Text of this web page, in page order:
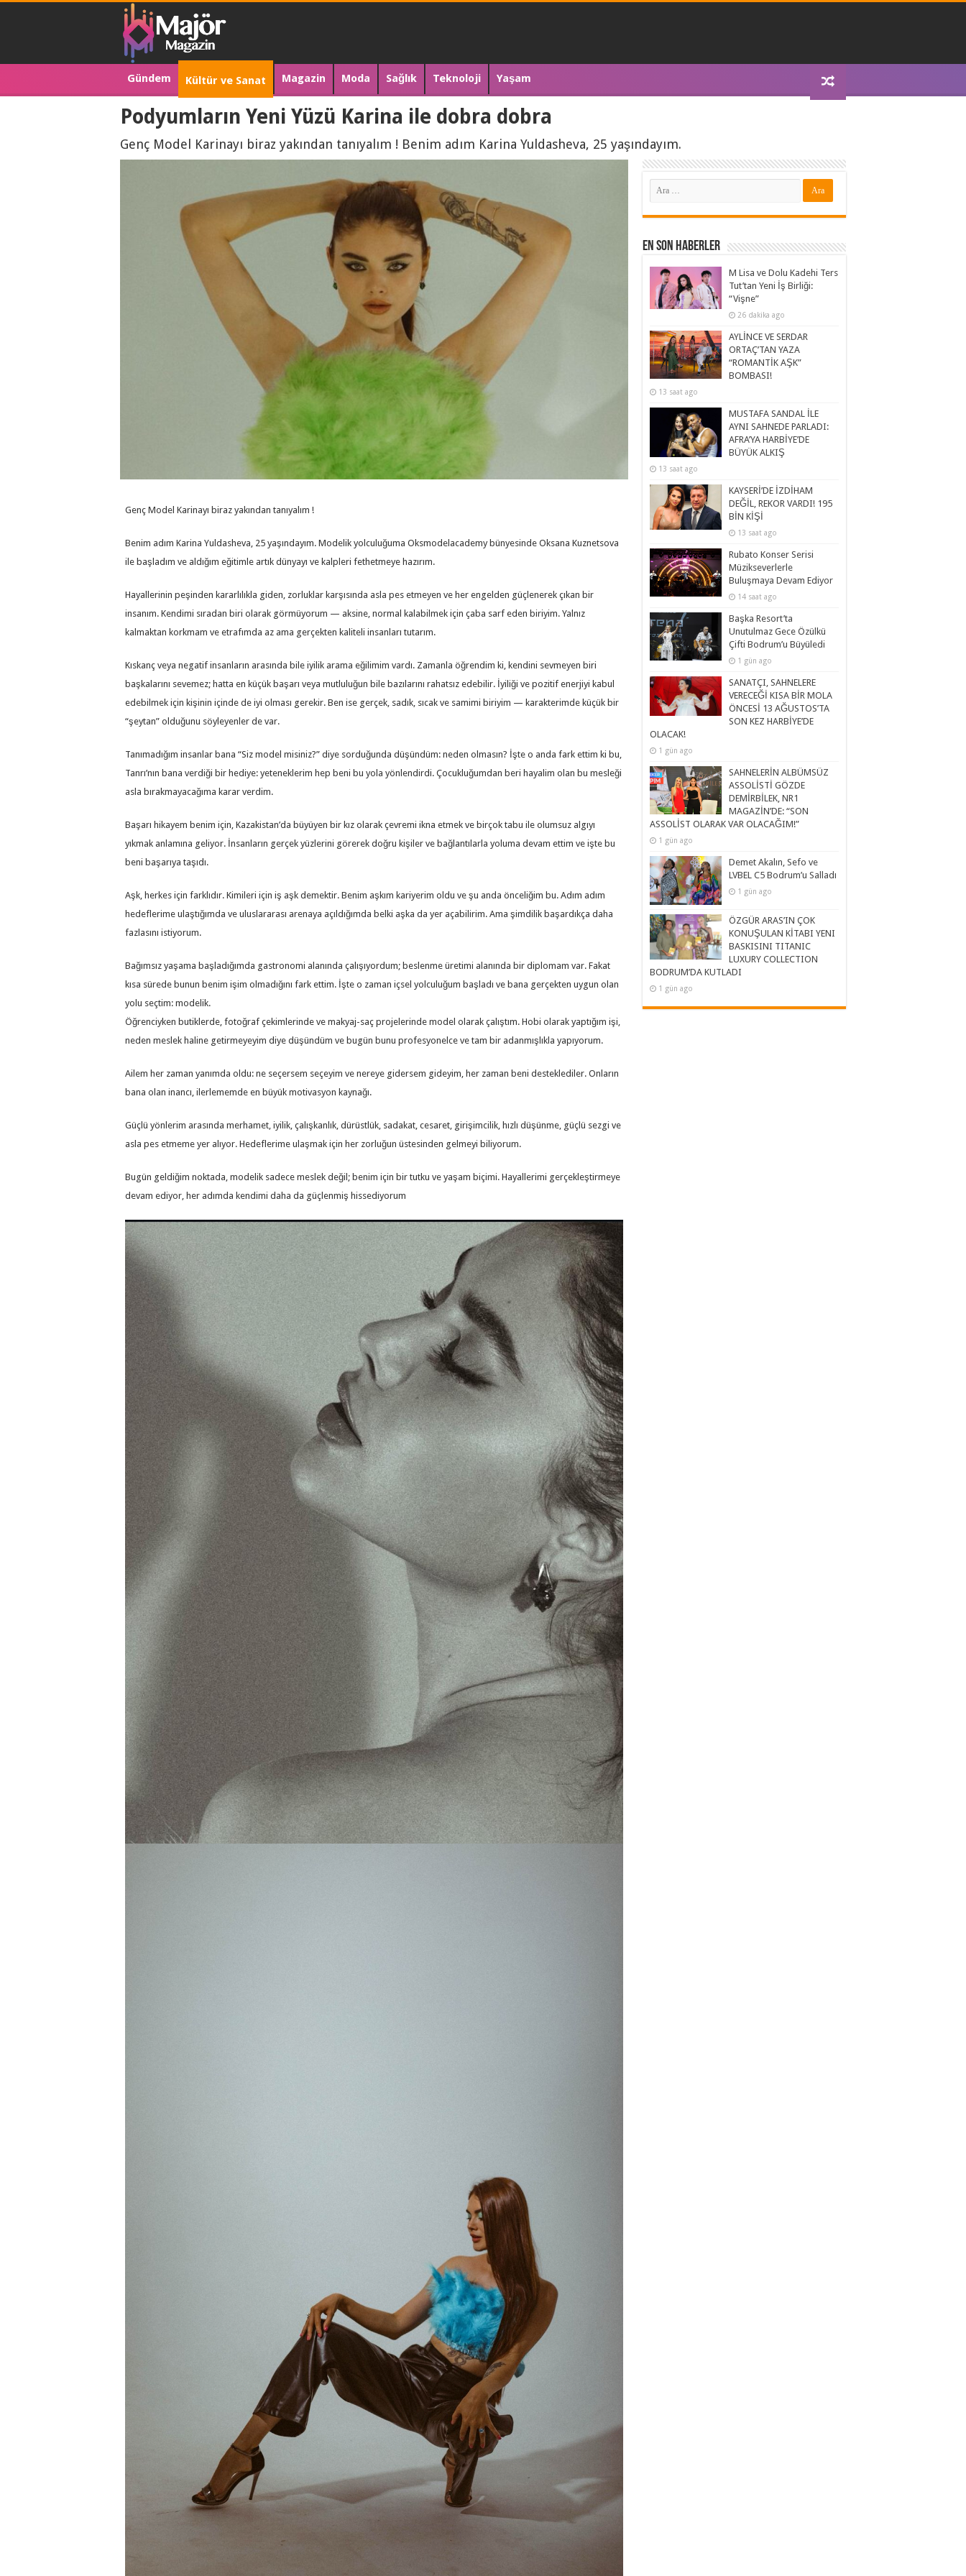
Gündem Kültür ve Sanat Magazin Moda Sağlık Teknoloji Yaşam
Podyumların Yeni Yüzü Karina ile dobra dobra
Genç Model Karinayı biraz yakından tanıyalım ! Benim adım Karina Yuldasheva, 25 yaşındayım.
Genç Model Karinayı biraz yakından tanıyalım !
Benim adım Karina Yuldasheva, 25 yaşındayım. Modelik yolculuğuma Oksmodelacademy bünyesinde Oksana Kuznetsova
ile başladım ve aldığım eğitimle artık dünyayı ve kalpleri fethetmeye hazırım.
Hayallerinin peşinden kararlılıkla giden, zorluklar karşısında asla pes etmeyen ve her engelden güçlenerek çıkan bir
insanım. Kendimi sıradan biri olarak görmüyorum — aksine, normal kalabilmek için çaba sarf eden biriyim. Yalnız
kalmaktan korkmam ve etrafımda az ama gerçekten kaliteli insanları tutarım.
Kıskanç veya negatif insanların arasında bile iyilik arama eğilimim vardı. Zamanla öğrendim ki, kendini sevmeyen biri
başkalarını sevemez; hatta en küçük başarı veya mutluluğun bile bazılarını rahatsız edebilir. İyiliği ve pozitif enerjiyi kabul
edebilmek için kişinin içinde de iyi olması gerekir. Ben ise gerçek, sadık, sıcak ve samimi biriyim — karakterimde küçük bir
“şeytan” olduğunu söyleyenler de var.
Tanımadığım insanlar bana “Siz model misiniz?” diye sorduğunda düşündüm: neden olmasın? İşte o anda fark ettim ki bu,
Tanrı’nın bana verdiği bir hediye: yeteneklerim hep beni bu yola yönlendirdi. Çocukluğumdan beri hayalim olan bu mesleği
asla bırakmayacağıma karar verdim.
Başarı hikayem benim için, Kazakistan’da büyüyen bir kız olarak çevremi ikna etmek ve birçok tabu ile olumsuz algıyı
yıkmak anlamına geliyor. İnsanların gerçek yüzlerini görerek doğru kişiler ve bağlantılarla yoluma devam ettim ve işte bu
beni başarıya taşıdı.
Aşk, herkes için farklıdır. Kimileri için iş aşk demektir. Benim aşkım kariyerim oldu ve şu anda önceliğim bu. Adım adım
hedeflerime ulaştığımda ve uluslararası arenaya açıldığımda belki aşka da yer açabilirim. Ama şimdilik başardıkça daha
fazlasını istiyorum.
Bağımsız yaşama başladığımda gastronomi alanında çalışıyordum; beslenme üretimi alanında bir diplomam var. Fakat
kısa sürede bunun benim işim olmadığını fark ettim. İşte o zaman içsel yolculuğum başladı ve bana gerçekten uygun olan
yolu seçtim: modelik.
Öğrenciyken butiklerde, fotoğraf çekimlerinde ve makyaj-saç projelerinde model olarak çalıştım. Hobi olarak yaptığım işi,
neden meslek haline getirmeyeyim diye düşündüm ve bugün bunu profesyonelce ve tam bir adanmışlıkla yapıyorum.
Ailem her zaman yanımda oldu: ne seçersem seçeyim ve nereye gidersem gideyim, her zaman beni desteklediler. Onların
bana olan inancı, ilerlememde en büyük motivasyon kaynağı.
Güçlü yönlerim arasında merhamet, iyilik, çalışkanlık, dürüstlük, sadakat, cesaret, girişimcilik, hızlı düşünme, güçlü sezgi ve
asla pes etmeme yer alıyor. Hedeflerime ulaşmak için her zorluğun üstesinden gelmeyi biliyorum.
Bugün geldiğim noktada, modelik sadece meslek değil; benim için bir tutku ve yaşam biçimi. Hayallerimi gerçekleştirmeye
devam ediyor, her adımda kendimi daha da güçlenmiş hissediyorum
En Son Haberler
M Lisa ve Dolu Kadehi Ters
Tut’tan Yeni İş Birliği:
“Vişne”
26 dakika ago
AYLİNCE VE SERDAR
ORTAÇ’TAN YAZA
“ROMANTİK AŞK”
BOMBASI!
13 saat ago
MUSTAFA SANDAL İLE
AYNI SAHNEDE PARLADI:
AFRA’YA HARBİYE’DE
BÜYÜK ALKIŞ
13 saat ago
KAYSERİ’DE İZDİHAM
DEĞİL, REKOR VARDI! 195
BİN KİŞİ
13 saat ago
Rubato Konser Serisi
Müzikseverlerle
Buluşmaya Devam Ediyor
14 saat ago
Başka Resort’ta
Unutulmaz Gece Özülkü
Çifti Bodrum’u Büyüledi
1 gün ago
SANATÇI, SAHNELERE
VERECEĞİ KISA BİR MOLA
ÖNCESİ 13 AĞUSTOS’TA
SON KEZ HARBİYE’DE
OLACAK!
1 gün ago
SAHNELERİN ALBÜMSÜZ
ASSOLİSTİ GÖZDE
DEMİRBİLEK, NR1
MAGAZİN’DE: “SON
ASSOLİST OLARAK VAR OLACAĞIM!”
1 gün ago
Demet Akalın, Sefo ve
LVBEL C5 Bodrum’u Salladı
1 gün ago
ÖZGÜR ARAS’IN ÇOK
KONUŞULAN KİTABI YENI
BASKISINI TITANIC
LUXURY COLLECTION
BODRUM’DA KUTLADI
1 gün ago